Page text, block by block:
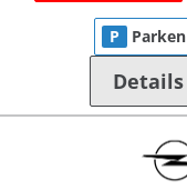
P Parken
Details